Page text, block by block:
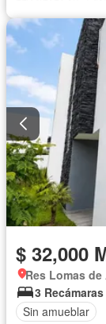
Televisión por
Recámara con
Permite mascotas
Sin amueblar
$ 32,000
Res Lomas
3 Recámaras
Sin amueblar